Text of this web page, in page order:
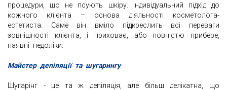
процедури, що не псують шкіру. Індивідуальний підхід до
кожного клієнта – основа діяльності косметолога-
естетиста. Саме він вміло підкреслить всі переваги
зовнішності клієнта, і приховає, або повністю прибере,
наявні недоліки.
Майстер депіляції та шугарингу
Шугарінг - це та ж депіляція, але більш делікатна, що